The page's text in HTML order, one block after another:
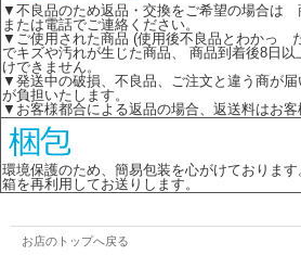
▼不良品のため返品・交換をご希望の場合は
または電話でご連絡ください。
▼ご使用された商品 (使用後不良品とわかっ
でキズや汚れが生じた商品、 商品到着後8日
けできません。
▼発送中の破損、不良品、ご注文と違う商が
が負担いたします。
▼お客様都合による返品の場合、返送料はお客
環境保護のため、簡易包装を心がけておりま
箱を再利用してお送りします。
お店のトップへ戻る